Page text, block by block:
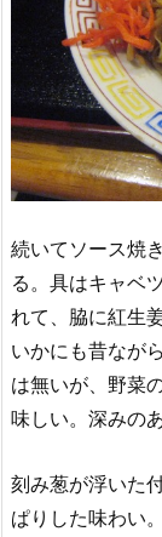
続いてソース焼
る。具はキャベ
れて、脇に紅生
いかにも昔なが
は無いが、野菜
味しい。深みの
刻み葱が浮いた
ぱりした味わい